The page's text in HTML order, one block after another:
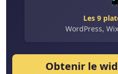
Les 9
WordPress,
Obtenir le